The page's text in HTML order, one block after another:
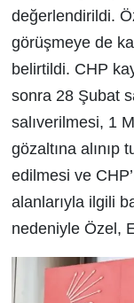
değerlendirildi.
görüşmeye de
belirtildi. CHP
sonra 28 Şubat
salıverilmesi, 1
gözaltına
edilmesi ve
alanlarıyla ilgili
nedeniyle Özel,